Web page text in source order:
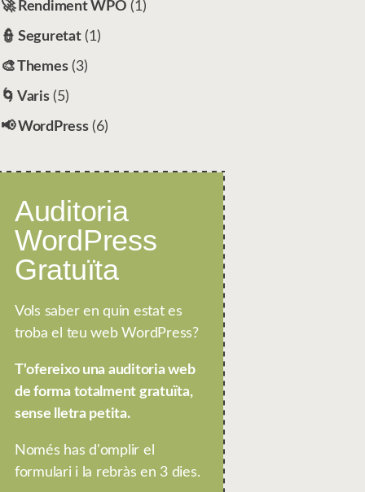
🚀 Rendiment WPO (1)
👮 Seguretat(1)
🎨 Themes(3)
🌀 Varis(5)
📢 WordPress(6)
Auditoria
WordPress
Gratuïta
Vols saber en quin estat es
troba el teu web WordPress?
T'ofereixo una auditoria web
de forma totalment gratuïta,
sense lletra petita.
Només has d'omplir el
formulari i la rebràs en 3 dies.